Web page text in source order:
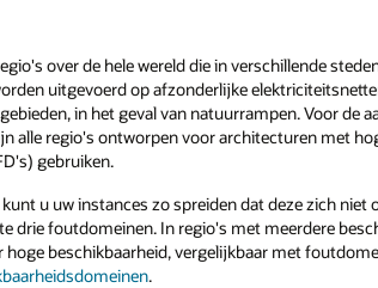
over de hele wereld die in verschillende
uitgevoerd op afzonderlijke
in het geval van natuurrampen. Voor de
alle regio's ontworpen voor architecturen met
gebruiken.
u uw instances zo spreiden dat deze zich niet
drie foutdomeinen. In regio's met meerdere
beschikbaarheid, vergelijkbaar met
.